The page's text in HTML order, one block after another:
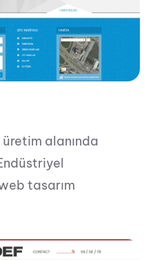
alanında
tasarım